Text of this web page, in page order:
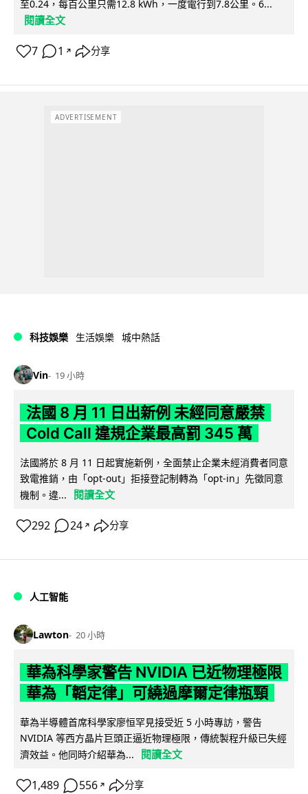
至0.24，每百公里只需12.8 kWh，一度電行到7.8公里。6...
閱讀全文
7 1 ↗ 分享
ADVERTISEMENT
科技娛樂 生活娛樂 城中熱話
Vin 19 小時
法國 8 月 11 日出新例 未經同意嚴禁
Cold Call 違規企業最高罰 345 萬
法國將於 8 月 11 日起實施新例，全面禁止企業未經消費者同意
致電推銷，由「opt-out」拒接登記制轉為「opt-in」先徵同意
機制。違...
閱讀全文
292 24 ↗ 分享
人工智能
Lawton 20 小時
華為科學家警告 NVIDIA 已近物理極限
華為「韜定律」可繞過摩爾定律瓶頸
華為半導體首席科學家廖恒罕見接受近 5 小時專訪，警告
NVIDIA 等西方晶片巨頭正逼近物理極限，傳統製程升級已失經
濟效益。他同時介紹華為...
閱讀全文
1,489 556 ↗ 分享